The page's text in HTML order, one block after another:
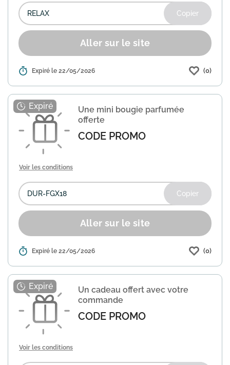
Copier
Aller sur le site
Détails : Profitez de cette offre spéciale chez
nuit en satin offert avec votre
commande. Utilisez le code promo
"RELAX" lors de votre achat pour...
savoir plus
Expiré le 22/05/2026 (0)
Une mini bougie parfumée
offerte
CODE PROMO
Voir les conditions
Copier
Aller sur le site
Détails : Profitez d'une offre spéciale chez
parfums et cosmétiques naturels, pour
recevoir une mini bougie parfumée en
cadeau avec votre commande....En
savoir plus
Expiré le 22/05/2026 (0)
Un cadeau offert avec votre
commande
CODE PROMO
Voir les conditions